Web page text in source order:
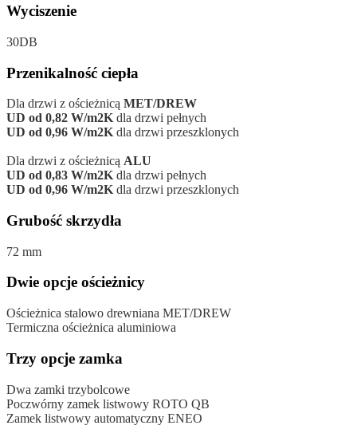
Wyciszenie
30DB
Przenikalność ciepła
Dla drzwi z ościeżnicą MET/DREW
UD od 0,82 W/m2K dla drzwi pełnych
UD od 0,96 W/m2K dla drzwi przeszklonych
Dla drzwi z ościeżnicą ALU
UD od 0,83 W/m2K dla drzwi pełnych
UD od 0,96 W/m2K dla drzwi przeszklonych
Grubość skrzydła
72 mm
Dwie opcje ościeżnicy
Ościeżnica stalowo drewniana MET/DREW
Termiczna ościeżnica aluminiowa
Trzy opcje zamka
Dwa zamki trzybolcowe
Poczwórny zamek listwowy ROTO QB
Zamek listwowy automatyczny ENEO